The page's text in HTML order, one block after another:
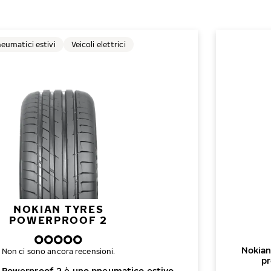
NOKIAN TYRES
POWERPROOF 2
estivi Veicoli elettrici
Non ci sono ancora recensioni.